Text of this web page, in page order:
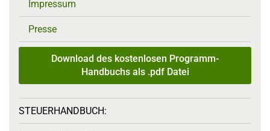
Impressum
Presse
Download des kostenlosen Programm-
Handbuchs als .pdf Datei
STEUERHANDBUCH: